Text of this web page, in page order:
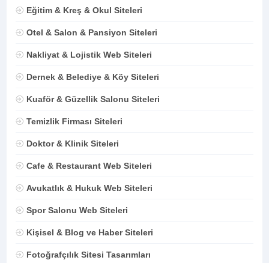
Eğitim & Kreş & Okul Siteleri
Otel & Salon & Pansiyon Siteleri
Nakliyat & Lojistik Web Siteleri
Dernek & Belediye & Köy Siteleri
Kuaför & Güzellik Salonu Siteleri
Temizlik Firması Siteleri
Doktor & Klinik Siteleri
Cafe & Restaurant Web Siteleri
Avukatlık & Hukuk Web Siteleri
Spor Salonu Web Siteleri
Kişisel & Blog ve Haber Siteleri
Fotoğrafçılık Sitesi Tasarımları